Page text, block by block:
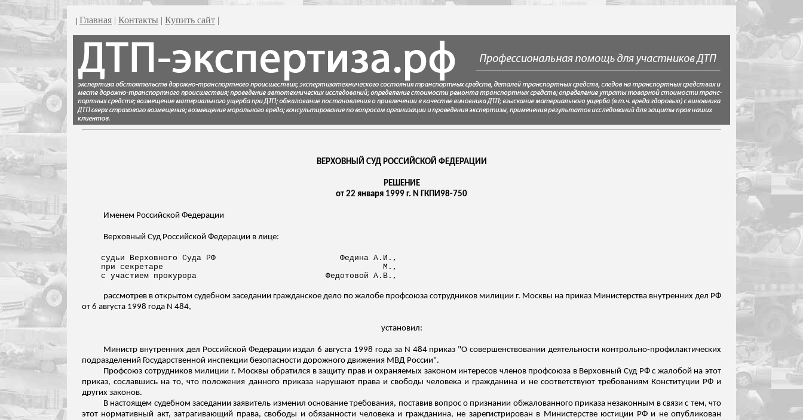
| Главная | Контакты | Купить сайт |
ВЕРХОВНЫЙ СУД РОССИЙСКОЙ ФЕДЕРАЦИИ
РЕШЕНИЕ
от 22 января 1999 г. N ГКПИ98-750
Именем Российской Федерации
Верховный Суд Российской Федерации в лице:
судьи Верховного Суда РФ
Федина А.И.,
при секретаре
М.,
с участием прокурора
Федотовой А.В.,
рассмотрев в открытом судебном заседании гражданское дело по жалобе профсоюза сотрудников милиции г. Москвы на приказ Министерства внутренних дел РФ
от 6 августа 1998 года N 484,
установил:
Министр внутренних дел Российской Федерации издал 6 августа 1998 года за N 484 приказ "О совершенствовании деятельности контрольно-профилактических
подразделений Государственной инспекции безопасности дорожного движения МВД России".
Профсоюз сотрудников милиции г. Москвы обратился в защиту прав и охраняемых законом интересов членов профсоюза в Верховный Суд РФ с жалобой на этот
приказ, сославшись на то, что положения данного приказа нарушают права и свободы человека и гражданина и не соответствуют требованиям Конституции РФ и
других законов.
В настоящем судебном заседании заявитель изменил основание требования, поставив вопрос о признании обжалованного приказа незаконным в связи с тем, что
этот нормативный акт, затрагивающий права, свободы и обязанности человека и гражданина, не зарегистрирован в Министерстве юстиции РФ и не опубликован